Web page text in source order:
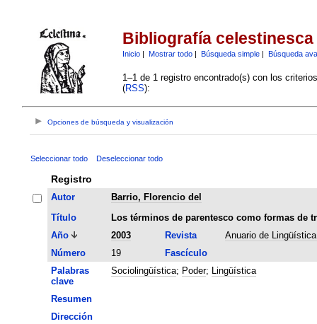
Bibliografía celestinesca
Inicio| Mostrar todo| Búsqueda simple| Búsqueda
1–1 de 1 registro encontrado(s) con los
(RSS):
Opciones de búsqueda y visualización
Seleccionar todo Deseleccionar todo
Registro
Autor
Barrio, Florencio del
Título
Los términos de parentesco como formas de
Año
2003 Revista
Anuario de
Número
19
Fascículo
Palabras
clave
Sociolingüística; Poder; Lingüística
Resumen
Dirección